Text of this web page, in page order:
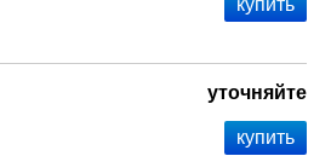
уточняйте